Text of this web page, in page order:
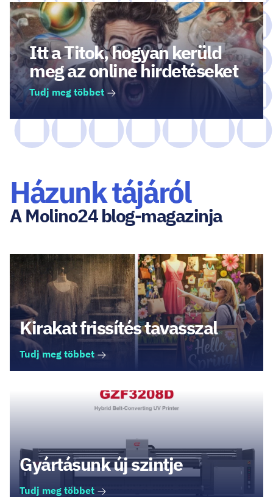
Itt a Titok, hogyan kerüld
meg az online hirdetéseket
Tudj meg többet
Házunk tájáról
A Molino24 blog-magazinja
Kirakat frissítés tavasszal
Tudj meg többet
Gyártásunk új szintje
Tudj meg többet